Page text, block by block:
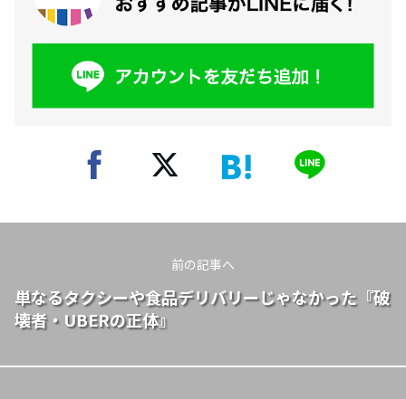
前の記事へ
単なるタクシーや食品デリバリーじゃなかった『破
壊者・UBERの正体』